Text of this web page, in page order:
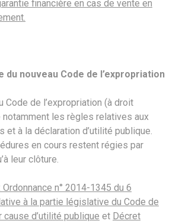
financière en cas de vente en
du nouveau Code de l’expropriation
Code de l’expropriation (à droit
les règles relatives aux
et à la déclaration d’utilité publique.
en cours restent régies par
leur clôture.
n° 2014-1345 du 6
à la partie législative du Code de
cause d’utilité publique et Décret